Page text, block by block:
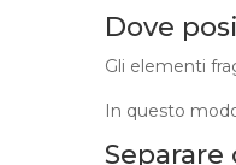
Dove
Gli elementi
In questo